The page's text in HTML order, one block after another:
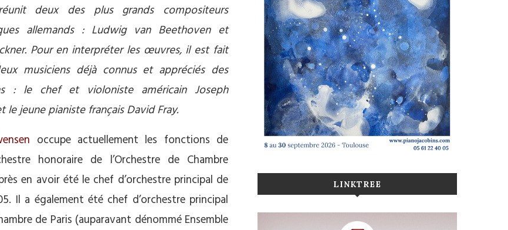
deux des plus grands compositeurs
allemands : Ludwig van Beethoven et
Pour en interpréter les œuvres, il est fait
musiciens déjà connus et appréciés des
: le chef et violoniste américain Joseph
le jeune pianiste français David Fray.
occupe actuellement les fonctions de
honoraire de l’Orchestre de Chambre
en avoir été le chef d’orchestre principal de
Il a également été chef d’orchestre principal
de Paris (auparavant dénommé Ensemble
LINKTREE